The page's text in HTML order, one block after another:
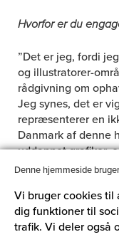
Hvorfor er du
”Det er jeg, fordi
og illustratorer-
rådgivning om
Jeg synes, det er
repræsenterer en
Danmark af denne
uddannet grafiker,
til andre i faget, så
ansættes.”
Denne hjemmeside
Vi bruger cookies til
dig funktioner til
trafik. Vi deler også